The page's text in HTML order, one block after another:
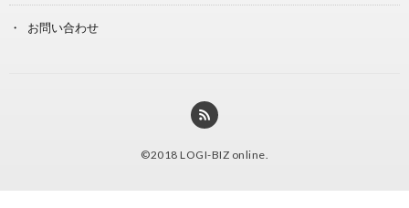
お問い合わせ
©2018 LOGI-BIZ online